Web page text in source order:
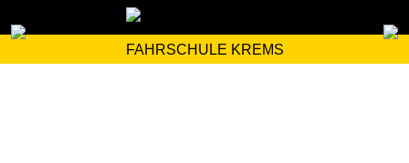
FAHRSCHULE KREMS